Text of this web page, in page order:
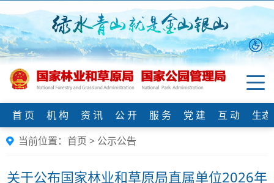
首 页 机 构 资 讯 公 开 服 务 党 建 互 动
生
当前位置： 首页 > 公示公告
关于公布国家林业和草原局直属单位2026年